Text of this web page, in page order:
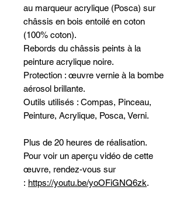
au marqueur acrylique (Posca) sur
châssis en bois entoilé en coton
(100% coton).
Rebords du châssis peints à la
peinture acrylique noire.
Protection : œuvre vernie à la bombe
aérosol brillante.
Outils utilisés : Compas, Pinceau,
Peinture, Acrylique, Posca, Verni.
Plus de 20 heures de réalisation.
Pour voir un aperçu vidéo de cette
œuvre, rendez-vous sur
: https://youtu.be/yoOFiGNQ6zk.